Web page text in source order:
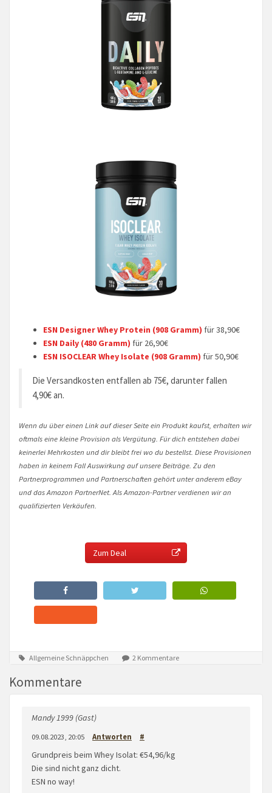
ESN Designer Whey Protein (908 Gramm) für 38,90€
ESN Daily (480 Gramm) für 26,90€
ESN ISOCLEAR Whey Isolate (908 Gramm) für 50,90€
Die Versandkosten entfallen ab 75€, darunter fallen
4,90€ an.
Wenn du über einen Link auf dieser Seite ein Produkt kaufst, erhalten wir
oftmals eine kleine Provision als Vergütung. Für dich entstehen dabei
keinerlei Mehrkosten und dir bleibt frei wo du bestellst. Diese Provisionen
haben in keinem Fall Auswirkung auf unsere Beiträge. Zu den
Partnerprogrammen und Partnerschaften gehört unter anderem eBay
und das Amazon PartnerNet. Als Amazon-Partner verdienen wir an
qualifizierten Verkäufen.
Zum Deal
Allgemeine Schnäppchen 2 Kommentare
Kommentare
Mandy 1999 (Gast)
09.08.2023, 20:05 Antworten #
Grundpreis beim Whey Isolat: €54,96/kg
Die sind nicht ganz dicht.
ESN no way!